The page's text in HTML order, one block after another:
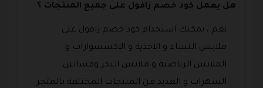
هل يعمل كود خصم زافول على جميع المنتجات ؟
نعم ، يمكنك استخدام كود خصم زافول على
ملابس النساء و الاحذية و الاكسسوارات و
الملابس الرياضية و ملابس البحر وفساتين
السهرات و العديد من المنتجات المختلفة بالمتجر